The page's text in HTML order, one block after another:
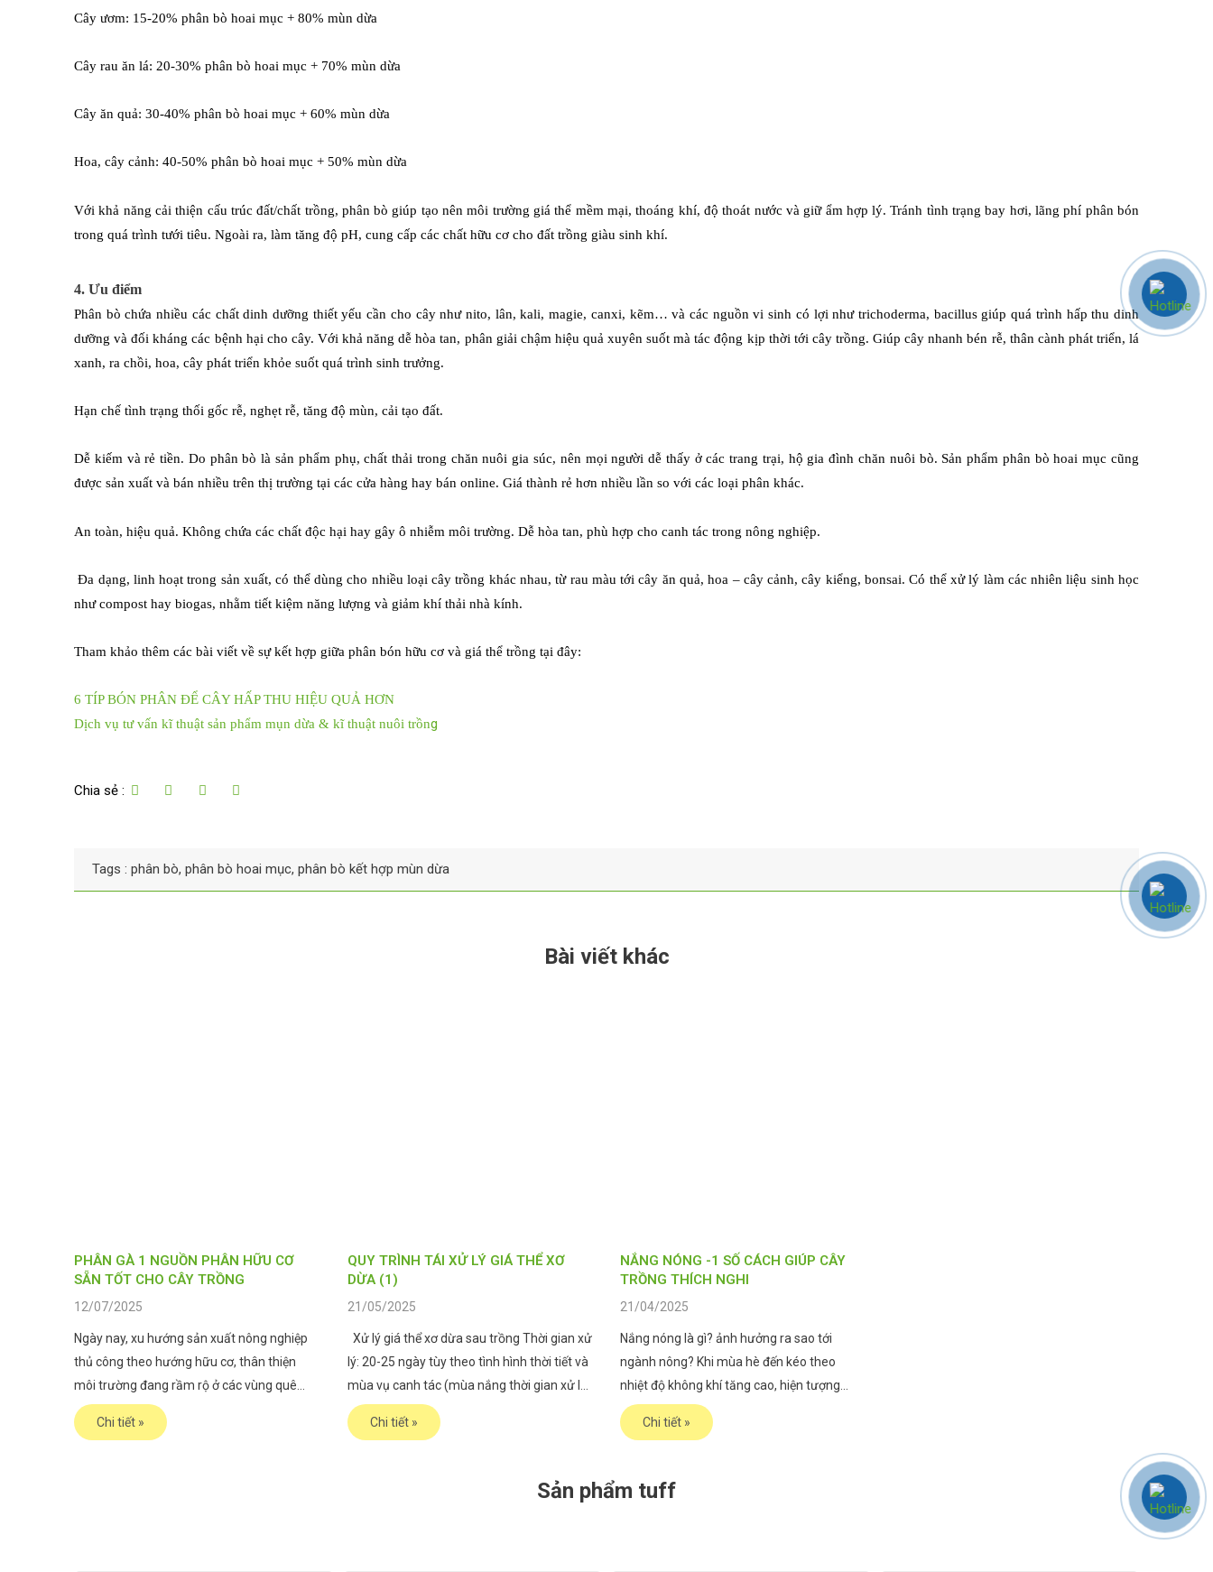
Cây ươm: 15-20% phân bò hoai mục + 80% mùn dừa
Cây rau ăn lá: 20-30% phân bò hoai mục + 70% mùn dừa
Cây ăn quả: 30-40% phân bò hoai mục + 60% mùn dừa
Hoa, cây cảnh: 40-50% phân bò hoai mục + 50% mùn dừa
Với khả năng cải thiện cấu trúc đất/chất trồng, phân bò giúp tạo nên môi trường giá thể mềm mại, thoáng khí, độ thoát nước và giữ ẩm hợp lý. Tránh tình trạng bay hơi, lãng phí phân bón
trong quá trình tưới tiêu. Ngoài ra, làm tăng độ pH, cung cấp các chất hữu cơ cho đất trồng giàu sinh khí.
4. Ưu điểm
Phân bò chứa nhiều các chất dinh dưỡng thiết yếu cần cho cây như nito, lân, kali, magie, canxi, kẽm… và các nguồn vi sinh có lợi như trichoderma, bacillus giúp quá trình hấp thu dinh
dưỡng và đối kháng các bệnh hại cho cây. Với khả năng dễ hòa tan, phân giải chậm hiệu quả xuyên suốt mà tác động kịp thời tới cây trồng. Giúp cây nhanh bén rễ, thân cành phát triển, lá
xanh, ra chồi, hoa, cây phát triển khỏe suốt quá trình sinh trưởng.
Hạn chế tình trạng thối gốc rễ, nghẹt rễ, tăng độ mùn, cải tạo đất.
Dễ kiếm và rẻ tiền. Do phân bò là sản phẩm phụ, chất thải trong chăn nuôi gia súc, nên mọi người dễ thấy ở các trang trại, hộ gia đình chăn nuôi bò. Sản phẩm phân bò hoai mục cũng
được sản xuất và bán nhiều trên thị trường tại các cửa hàng hay bán online. Giá thành rẻ hơn nhiều lần so với các loại phân khác.
An toàn, hiệu quả. Không chứa các chất độc hại hay gây ô nhiễm môi trường. Dễ hòa tan, phù hợp cho canh tác trong nông nghiệp.
Đa dạng, linh hoạt trong sản xuất, có thể dùng cho nhiều loại cây trồng khác nhau, từ rau màu tới cây ăn quả, hoa – cây cảnh, cây kiểng, bonsai. Có thể xử lý làm các nhiên liệu sinh học
như compost hay biogas, nhằm tiết kiệm năng lượng và giảm khí thải nhà kính.
Tham khảo thêm các bài viết về sự kết hợp giữa phân bón hữu cơ và giá thể trồng tại đây:
6 TÍP BÓN PHÂN ĐỂ CÂY HẤP THU HIỆU QUẢ HƠN
Dịch vụ tư vấn kĩ thuật sản phẩm mụn dừa & kĩ thuật nuôi trồng
Chia sẻ :
Tags : phân bò, phân bò hoai mục, phân bò kết hợp mùn dừa
Bài viết khác
PHÂN GÀ 1 NGUỒN PHÂN HỮU CƠ
SẴN TỐT CHO CÂY TRỒNG
12/07/2025
Ngày nay, xu hướng sản xuất nông nghiệp
thủ công theo hướng hữu cơ, thân thiện
môi trường đang rầm rộ ở các vùng quê
của Việt Nam. Trong đó phân gà được xem
là nguồn dinh dưỡng hợp lý, sẵn có, tiết
Chi tiết »
QUY TRÌNH TÁI XỬ LÝ GIÁ THỂ XƠ
DỪA (1)
21/05/2025
Xử lý giá thể xơ dừa sau trồng Thời gian xử
lý: 20-25 ngày tùy theo tình hình thời tiết và
mùa vụ canh tác (mùa nắng thời gian xử lý
ngắn, mùa mưa thời gian xử lý dài) I. Các
bước tái xử lý giá thể xơ dừa cho vụ sau 1.
Chi tiết »
NẮNG NÓNG -1 SỐ CÁCH GIÚP CÂY
TRỒNG THÍCH NGHI
21/04/2025
Nắng nóng là gì? ảnh hưởng ra sao tới
ngành nông? Khi mùa hè đến kéo theo
nhiệt độ không khí tăng cao, hiện tượng
nắng nóng gay gắt diễn ra ở hầu khắp mọi
nơi. Trong môi trường trồng cây cũng bị ảnh
nghiệt này. Vậy
Chi tiết »
Sản phẩm tuff